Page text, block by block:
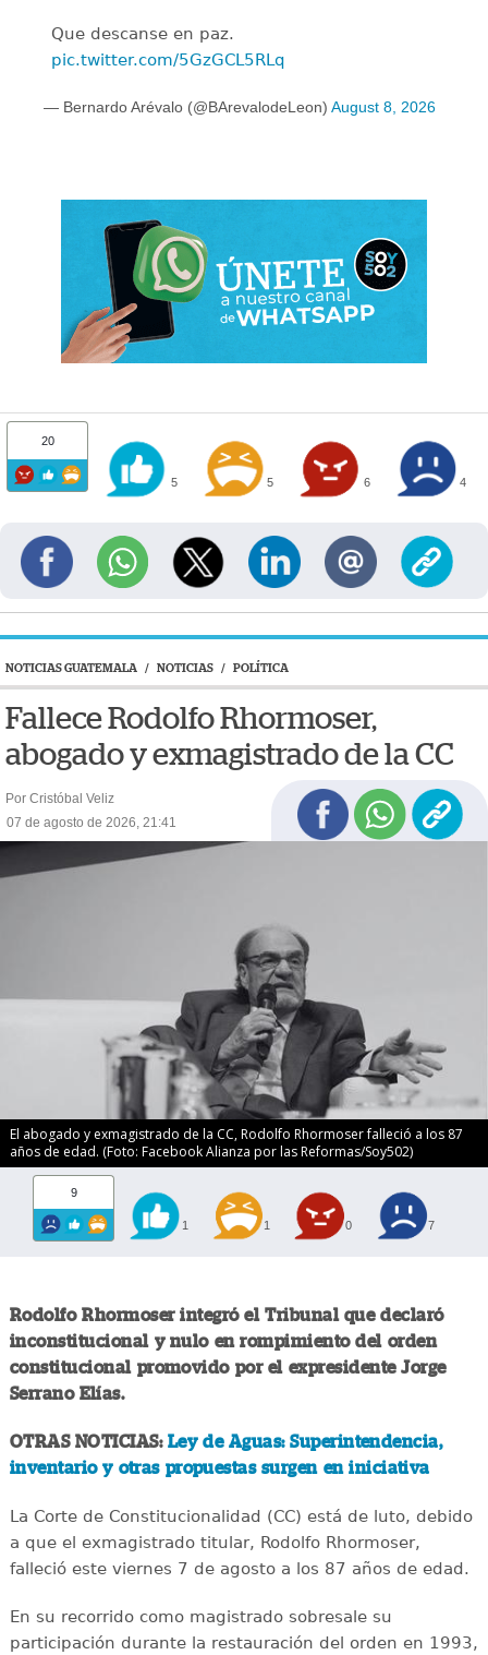
Que descanse en paz.
pic.twitter.com/5GzGCL5RLq
— Bernardo Arévalo (@BArevalodeLeon) August 8, 2026
20
5 5 6 4
NOTICIAS GUATEMALA / NOTICIAS / POLÍTICA
Fallece Rodolfo Rhormoser,
abogado y exmagistrado de la CC
Por Cristóbal Veliz
07 de agosto de 2026, 21:41
El abogado y exmagistrado de la CC, Rodolfo Rhormoser falleció a los 87
años de edad. (Foto: Facebook Alianza por las Reformas/Soy502)
9
1 1 0 7
Rodolfo Rhormoser integró el Tribunal que declaró
inconstitucional y nulo en rompimiento del orden
constitucional promovido por el expresidente Jorge
Serrano Elías.
OTRAS NOTICIAS: Ley de Aguas: Superintendencia,
inventario y otras propuestas surgen en iniciativa
La Corte de Constitucionalidad (CC) está de luto, debido
a que el exmagistrado titular, Rodolfo Rhormoser,
falleció este viernes 7 de agosto a los 87 años de edad.
En su recorrido como magistrado sobresale su
participación durante la restauración del orden en 1993,